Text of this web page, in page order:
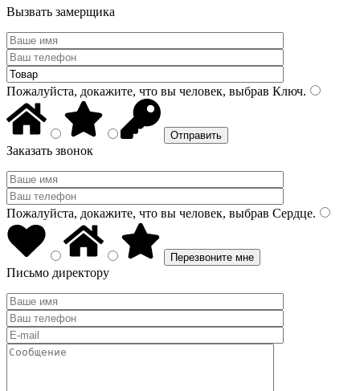
Вызвать замерщика
Пожалуйста, докажите, что вы человек, выбрав Ключ.
Заказать звонок
Пожалуйста, докажите, что вы человек, выбрав Сердце.
Письмо директору